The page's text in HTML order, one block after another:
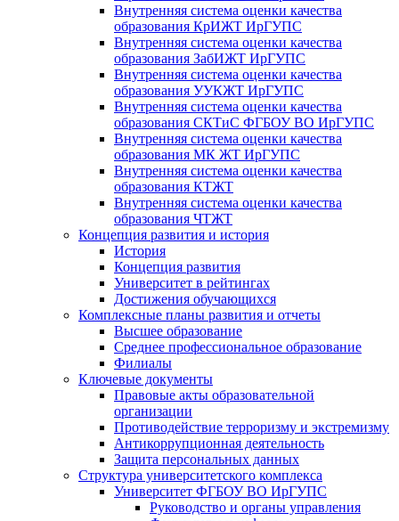
Внутренняя система оценки качества
образования КрИЖТ ИрГУПС
Внутренняя система оценки качества
образования ЗабИЖТ ИрГУПС
Внутренняя система оценки качества
образования УУКЖТ ИрГУПС
Внутренняя система оценки качества
образования СКТиС ФГБОУ ВО ИрГУПС
Внутренняя система оценки качества
образования МК ЖТ ИрГУПС
Внутренняя система оценки качества
образования КТЖТ
Внутренняя система оценки качества
образования ЧТЖТ
Концепция развития и история
История
Концепция развития
Университет в рейтингах
Достижения обучающихся
Комплексные планы развития и отчеты
Высшее образование
Среднее профессиональное образование
Филиалы
Ключевые документы
Правовые акты образовательной
организации
Противодействие терроризму и экстремизму
Антикоррупционная деятельность
Защита персональных данных
Структура университетского комплекса
Университет ФГБОУ ВО ИрГУПС
Руководство и органы управления